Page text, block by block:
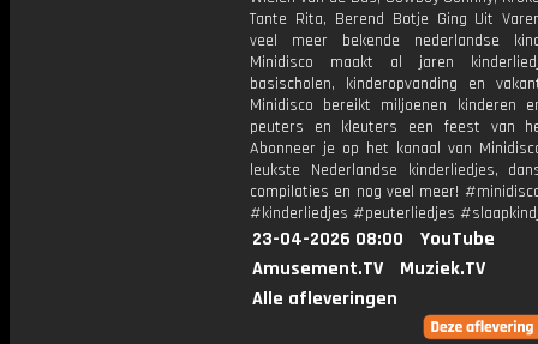
Tante Rita, Berend Botje Ging Uit
veel meer bekende nederlandse
Minidisco maakt al jaren
basischolen, kinderopvanding en
Minidisco bereikt miljoenen kinderen
peuters en kleuters een feest van
Abonneer je op het kanaal van
leukste Nederlandse kinderliedjes,
compilaties en nog veel meer!
#kinderliedjes #peuterliedjes
23-04-2026 08:00
YouTube
Amusement.TV
Muziek.TV
Alle afleveringen